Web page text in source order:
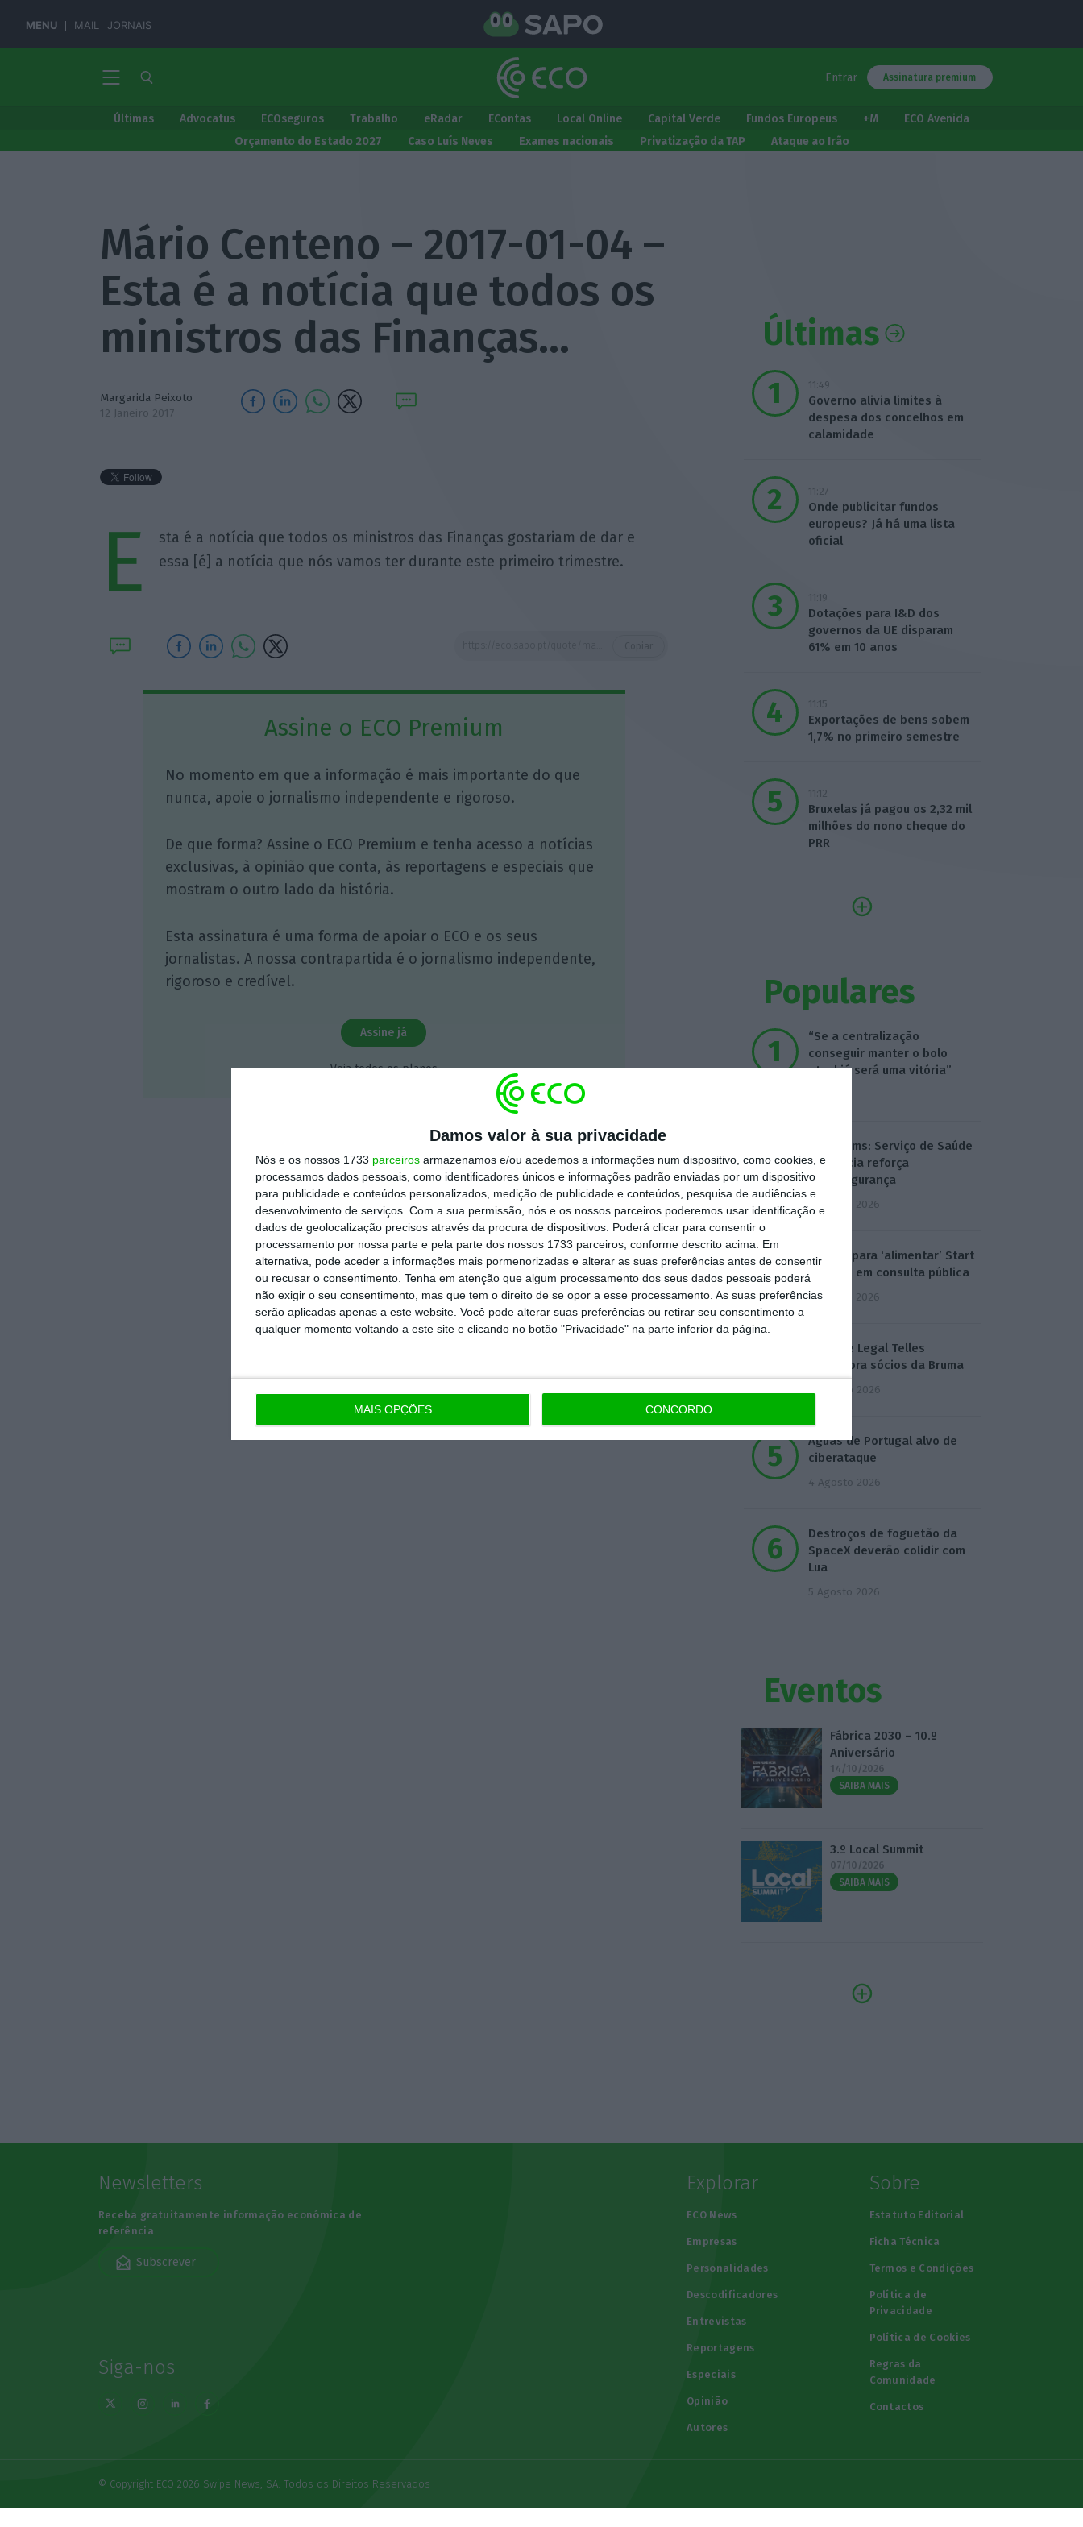
Damos valor à sua privacidade
Nós e os nossos 1733 parceiros armazenamos e/ou acedemos a informações num dispositivo, como cookies, e
processamos dados pessoais, como identificadores únicos e informações padrão enviadas por um dispositivo
para publicidade e conteúdos personalizados, medição de publicidade e conteúdos, pesquisa de audiências e
desenvolvimento de serviços. Com a sua permissão, nós e os nossos parceiros poderemos usar identificação e
dados de geolocalização precisos através da procura de dispositivos. Poderá clicar para consentir o
processamento por nossa parte e pela parte dos nossos 1733 parceiros, conforme descrito acima. Em
alternativa, pode aceder a informações mais pormenorizadas e alterar as suas preferências antes de consentir
ou recusar o consentimento. Tenha em atenção que algum processamento dos seus dados pessoais poderá
não exigir o seu consentimento, mas que tem o direito de se opor a esse processamento. As suas preferências
serão aplicadas apenas a este website. Você pode alterar suas preferências ou retirar seu consentimento a
qualquer momento voltando a este site e clicando no botão "Privacidade" na parte inferior da página.
MAIS OPÇÕES CONCORDO
MENU MAIL JORNAIS
Entrar Assinatura premium
Últimas Advocatus ECOseguros Trabalho eRadar EContas Local Online Capital Verde Fundos Europeus +M
ECO Avenida
Orçamento do Estado 2027
Caso Luís Neves Exames nacionais Privatização da TAP Ataque ao Irão
Mário Centeno – 2017-01-04 –
Esta é a notícia que todos os
ministros das Finanças…
Margarida Peixoto
12 Janeiro 2017
E
sta é a notícia que todos os ministros das Finanças gostariam de dar e
essa [é] a notícia que nós vamos ter durante este primeiro trimestre.
Assine o ECO Premium
No momento em que a informação é mais importante do que
nunca, apoie o jornalismo independente e rigoroso.
De que forma? Assine o ECO Premium e tenha acesso a notícias
exclusivas, à opinião que conta, às reportagens e especiais que
mostram o outro lado da história.
Esta assinatura é uma forma de apoiar o ECO e os seus
jornalistas. A nossa contrapartida é o jornalismo independente,
rigoroso e credível.
Assine já
Veja todos os planos
Últimas
11:49
Governo alivia limites à
despesa dos concelhos em
calamidade
11:27
Onde publicitar fundos
europeus? Já há uma lista
oficial
11:19
Dotações para I&D dos
governos da UE disparam
61% em 10 anos
11:15
Exportações de bens sobem
1,7% no primeiro semestre
11:12
Bruxelas já pagou os 2,32 mil
milhões do nono cheque do
PRR
Populares
“Se a centralização
conseguir manter o bolo
atual já será uma vitória”
T-Systems: Serviço de Saúde
de Múrcia reforça
cibersegurança
3 Agosto 2026
Eólicas para ‘alimentar’ Start
Campus em consulta pública
3 Agosto 2026
Deloitte Legal Telles
assessora sócios da Bruma
4 Agosto 2026
Águas de Portugal alvo de
ciberataque
4 Agosto 2026
Destroços de foguetão da
SpaceX deverão colidir com
Lua
5 Agosto 2026
Eventos
Fábrica 2030 – 10.º
Aniversário
14/10/2026
SAIBA MAIS
3.º Local Summit
07/10/2026
SAIBA MAIS
Newsletters
Receba gratuitamente informação económica de
referência
Subscrever
Siga-nos
Explorar
ECO News
Empresas
Personalidades
Descodificadores
Entrevistas
Reportagens
Especiais
Opinião
Autores
Sobre
Estatuto Editorial
Ficha Técnica
Termos e Condições
Política de
Privacidade
Política de Cookies
Regras da
Comunidade
Contactos
© Copyright ECO 2026 Swipe News, SA. Todos os Direitos Reservados